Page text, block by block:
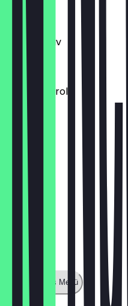
€ 17,99
Flavour Flav
€ 9,99
Burger Patrol
€ 9,99
Zeige ganzes Menü